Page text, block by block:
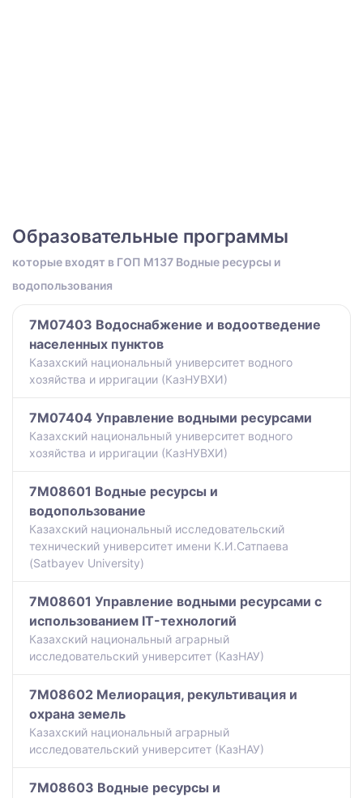
Образовательные программы
которые входят в ГОП M137 Водные ресурсы и
водопользования
7M07403 Водоснабжение и водоотведение
населенных пунктов
Казахский национальный университет водного
хозяйства и ирригации (КазНУВХИ)
7M07404 Управление водными ресурсами
Казахский национальный университет водного
хозяйства и ирригации (КазНУВХИ)
7M08601 Водные ресурсы и
водопользование
Казахский национальный исследовательский
технический университет имени К.И.Сатпаева
(Satbayev University)
7M08601 Управление водными ресурсами с
использованием IT-технологий
Казахский национальный аграрный
исследовательский университет (КазНАУ)
7M08602 Мелиорация, рекультивация и
охрана земель
Казахский национальный аграрный
исследовательский университет (КазНАУ)
7M08603 Водные ресурсы и